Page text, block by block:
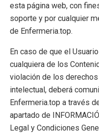
esta página web, con
soporte y por cualquier
de Enfermeria.top.
En caso de que el
cualquiera de los
violación de los
intelectual, deberá
Enfermeria.top a través
apartado de
Legal y Condiciones